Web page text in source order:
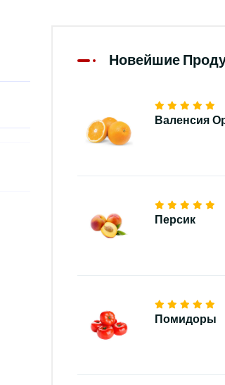
Новейшие
Валенсия
Персик
Помидоры